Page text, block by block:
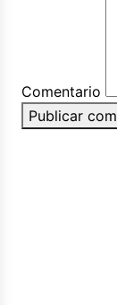
Comentario
Publicar